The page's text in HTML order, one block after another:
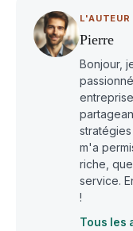
L'AUTEUR
Pierre
Bonjour,
m'a
riche,
service.
!
Tous les